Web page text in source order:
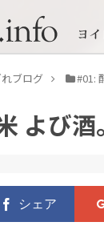
ブログ #01:
よび酒。